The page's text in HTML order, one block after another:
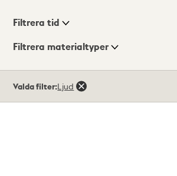
Visningsläge
Filtrera tid
Filtrera materialtyper
träffar
Valda filter:Ljud